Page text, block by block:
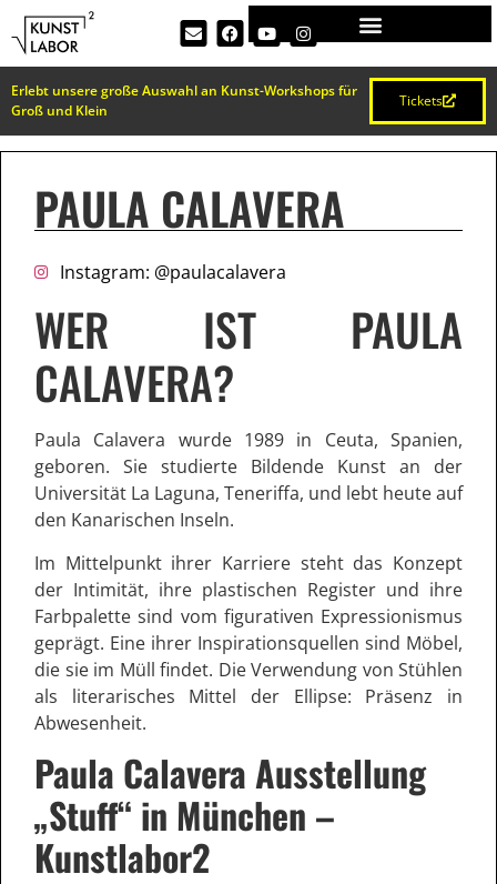
Erlebt unsere große Auswahl an Kunst-Workshops für
Groß und Klein
Tickets
PAULA CALAVERA
Instagram: @paulacalavera
WER IST PAULA
CALAVERA?
Paula Calavera wurde 1989 in Ceuta, Spanien,
geboren. Sie studierte Bildende Kunst an der
Universität La Laguna, Teneriffa, und lebt heute auf
den Kanarischen Inseln.
Im Mittelpunkt ihrer Karriere steht das Konzept
der Intimität, ihre plastischen Register und ihre
Farbpalette sind vom figurativen Expressionismus
geprägt. Eine ihrer Inspirationsquellen sind Möbel,
die sie im Müll findet. Die Verwendung von Stühlen
als literarisches Mittel der Ellipse: Präsenz in
Abwesenheit.
Paula Calavera Ausstellung
„Stuff“ in München –
Kunstlabor2